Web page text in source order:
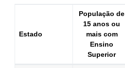
Estado
População de
15 anos ou
mais com
Ensino
Superior